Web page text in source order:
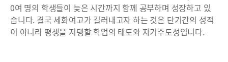
0여 명의 학생들이 늦은 시간까지 함께 공부하며 성장하고 있
습니다. 결국 세화여고가 길러내고자 하는 것은 단기간의 성적
이 아니라 평생을 지탱할 학업의 태도와 자기주도성입니다.